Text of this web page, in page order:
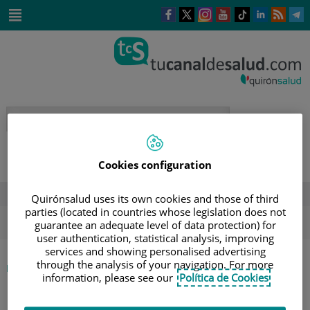
Este
enlace
se
ventana
nueva.
Este
enlace
se
una
ventana
nueva.
Este
enlace
se
una
ventana
nueva.
Este
enlace
se
una
ventana
nueva.
Enlace
una
Enlace
una
DESTACADOS
ola de calor verano sol
INICIO|DIRECTORIO DE PROFESIONALES
SALVADOR MIRALBES CELMA
Cookies configuration
Quirónsalud uses its own cookies and those of third
parties (located in countries whose legislation does not
guarantee an adequate level of data protection) for
user authentication, statistical analysis, improving
services and showing personalised advertising
through the analysis of your navigation. For more
information, please see our Política de Cookies